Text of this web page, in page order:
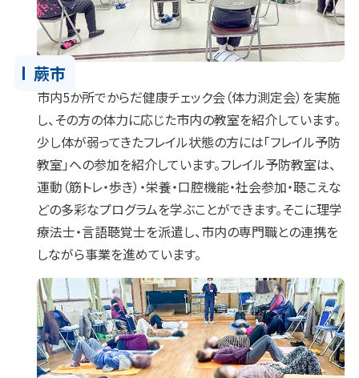
蕨市
市内5か所でからだ健康チェック会（体力測定会）を実施
し、その方の体力に応じた市内の教室を紹介しています。
少し体が弱ってきたフレイル状態の方には「フレイル予防
教室」への参加を紹介しています。フレイル予防教室は、
運動（筋トレ・歩き）・栄養・口腔機能・社会参加・聴こえな
どの多彩なプログラムを学ぶことができます。そこに理学
療法士・言語聴覚士を派遣し、市内の専門職との連携を
しながら事業を進めています。